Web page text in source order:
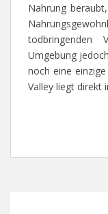
Nahrung
Umgebung
noch eine
Valley liegt direkt